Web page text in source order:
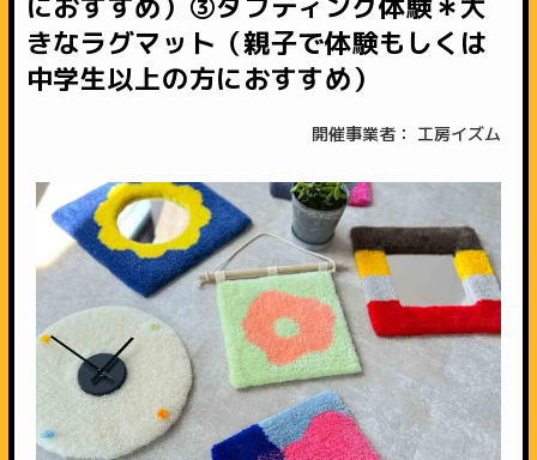
きなラグマット（親子で体験もしくは
中学生以上の方におすすめ）
開催事業者： 工房イズム